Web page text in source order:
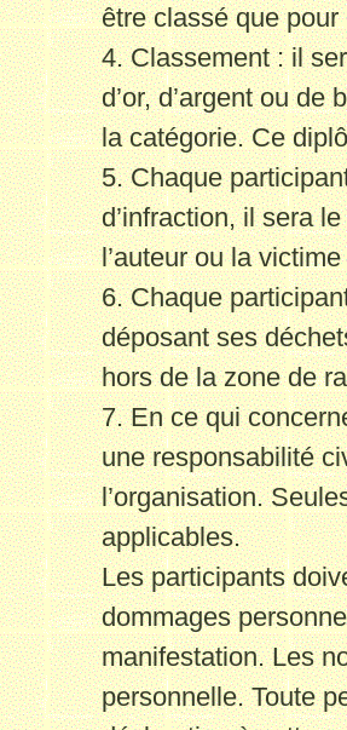
être classé que pour
4. Classement : il
d’or, d’argent ou de
la catégorie. Ce
5. Chaque
d’infraction, il sera
l’auteur ou la victime
6. Chaque
déposant ses
hors de la zone de
7. En ce qui
une responsabilité
l’organisation.
applicables.
Les participants
dommages
manifestation. Les
personnelle. Toute